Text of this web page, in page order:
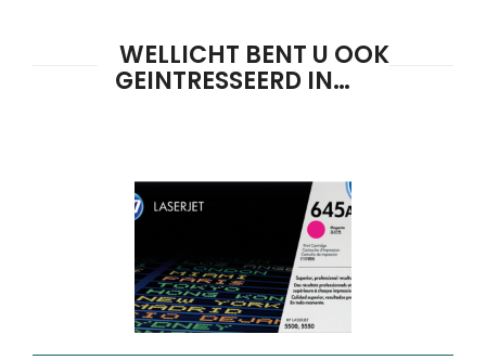
WELLICHT BENT U OOK
GEINTRESSEERD IN…